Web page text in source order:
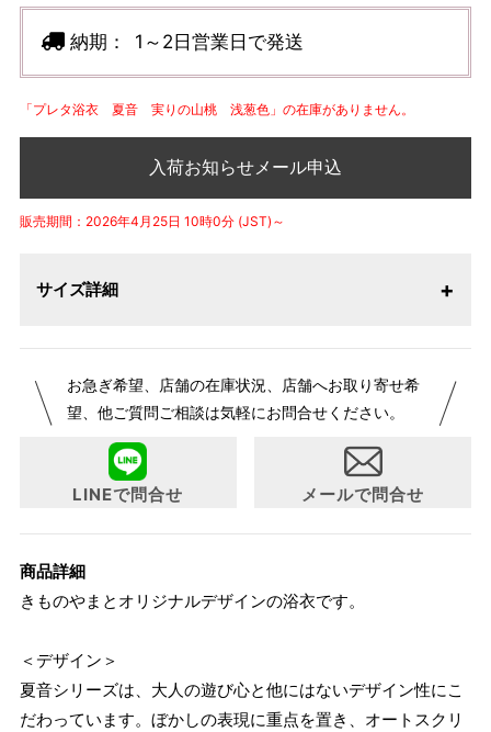
納期： 1～2日営業日で発送
「プレタ浴衣 夏音 実りの山桃 浅葱色」の在庫がありません。
入荷お知らせメール申込
販売期間：2026年4月25日 10時0分 (JST)～
サイズ詳細
お急ぎ希望、店舗の在庫状況、店舗へお取り寄せ希
望、他ご質問ご相談は気軽にお問合せください。
LINEで問合せ メールで問合せ
商品詳細
きものやまとオリジナルデザインの浴衣です。
＜デザイン＞
夏音シリーズは、大人の遊び心と他にはないデザイン性にこ
だわっています。ぼかしの表現に重点を置き、オートスクリ